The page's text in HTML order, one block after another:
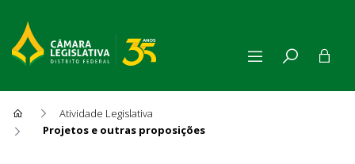
Atividade Legislativa
Projetos e outras proposições